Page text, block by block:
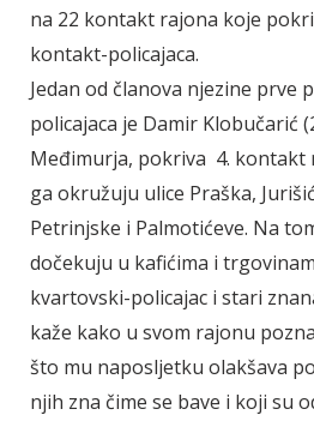
na 22 kontakt rajona koje
kontakt-policajaca.
Jedan od članova njezine prve
policajaca je Damir Klobučarić
Međimurja, pokriva 4. kontakt
ga okružuju ulice Praška,
Petrinjske i Palmotićeve. Na
dočekuju u kafićima i
kvartovski-policajac i stari
kaže kako u svom rajonu
što mu naposljetku olakšava
njih zna čime se bave i koji su